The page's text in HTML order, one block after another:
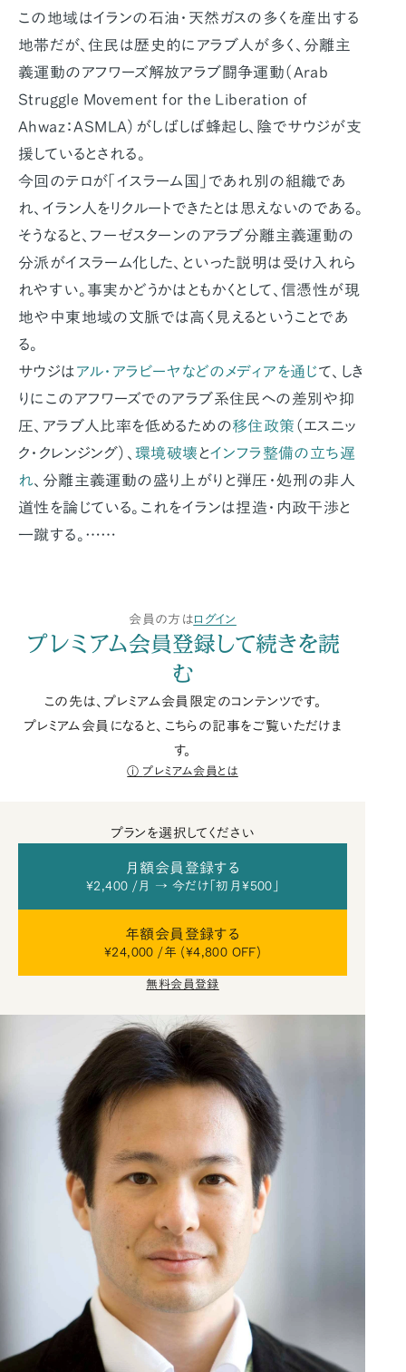
この地域はイランの石油・天然ガスの多くを産出する
地帯だが、住民は歴史的にアラブ人が多く、分離主
義運動のアフワーズ解放アラブ闘争運動（Arab
Struggle Movement for the Liberation of
Ahwaz：ASMLA）がしばしば蜂起し、陰でサウジが支
援しているとされる。
今回のテロが「イスラーム国」であれ別の組織であ
れ、イラン人をリクルートできたとは思えないのである。
そうなると、フーゼスターンのアラブ分離主義運動の
分派がイスラーム化した、といった説明は受け入れら
れやすい。事実かどうかはともかくとして、信憑性が現
地や中東地域の文脈では高く見えるということであ
る。
サウジは アル・アラビーヤなどのメディアを通じて、しき
りにこのアフワーズでのアラブ系住民への差別や抑
圧、アラブ人比率を低めるための移住政策 （エスニッ
ク・クレンジング）、 環境破壊とインフラ整備の立ち遅
れ、分離主義運動の盛り上がりと弾圧・処刑の非人
道性を論じている。これをイランは捏造・内政干渉と
一蹴する。……
会員の方はログイン
プレミアム会員登録して続きを読
む
この先は、プレミアム会員限定のコンテンツです。
プレミアム会員になると、こちらの記事をご覧いただけま
す。
プレミアム会員とは
プランを選択してください
月額会員登録する
¥2,400 /月 → 今だけ「初月¥500」
年額会員登録する
¥24,000 /年 (¥4,800 OFF)
無料会員登録